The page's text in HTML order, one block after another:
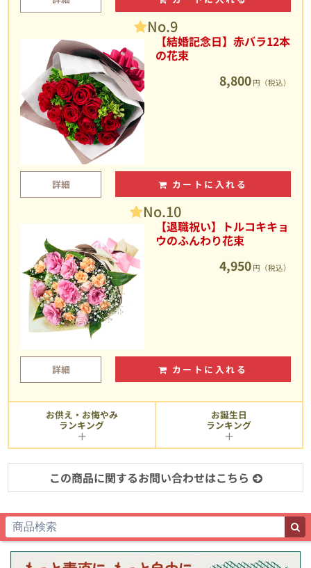
No.9
【結婚記念日】赤バラ12本
の花束
8,800 円（税込）
詳細 カートに入れる
No.10
【退職祝い】トルコキキョ
ウのふんわり花束
4,950 円（税込）
詳細 カートに入れる
お供え・お悔やみ
ランキング
お誕生日
ランキング
この商品に関するお問い合わせはこちら